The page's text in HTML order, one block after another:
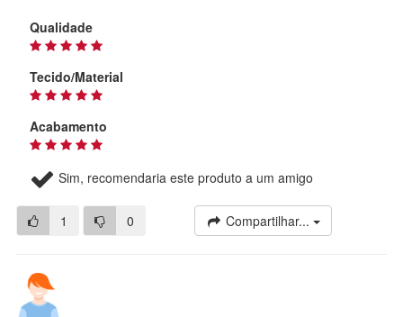
Qualidade
Tecido/Material
Acabamento
Sim, recomendaria este produto a um amigo
1 0 Compartilhar...